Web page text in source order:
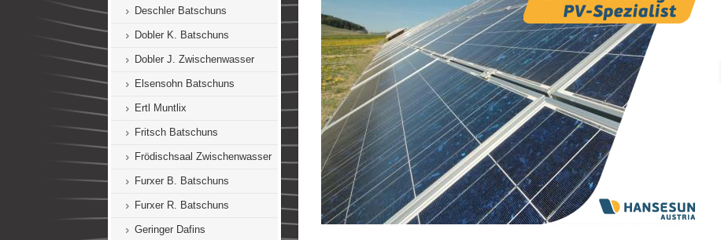
Deschler Batschuns
Dobler K. Batschuns
Dobler J. Zwischenwasser
Elsensohn Batschuns
Ertl Muntlix
Fritsch Batschuns
Frödischsaal Zwischenwasser
Furxer B. Batschuns
Furxer R. Batschuns
Geringer Dafins